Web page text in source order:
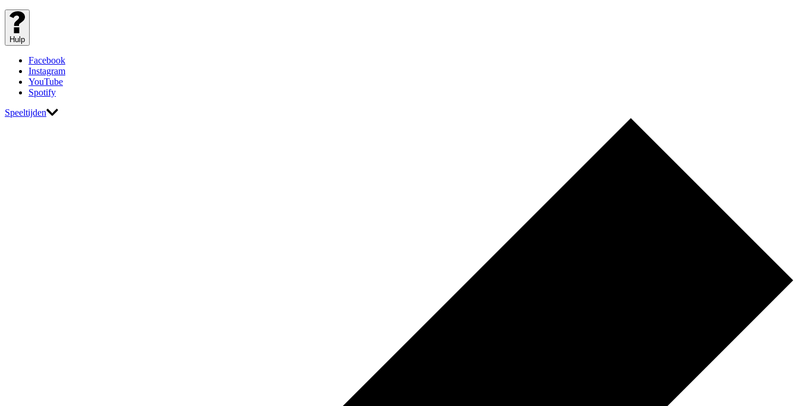
Hulp
Facebook
Instagram
YouTube
Spotify
Speeltijden